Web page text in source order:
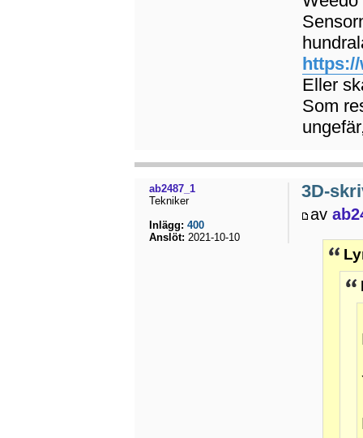
Eller
Som
3D-
av
ab2487_1
Tekniker
Inlägg: 400
Anslöt: 2021-10-10